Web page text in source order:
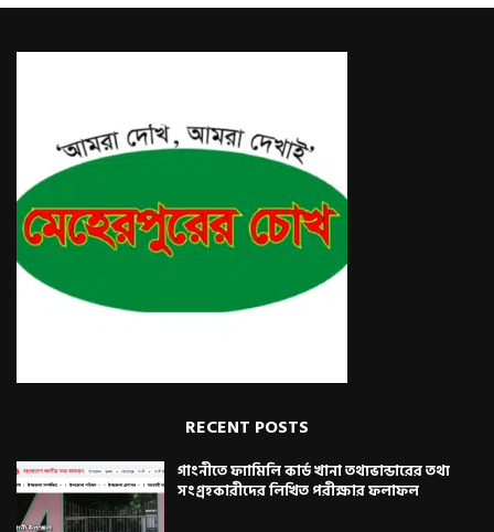
RECENT POSTS
গাংনীতে ফ্যামিলি কার্ড খানা তথ্যভান্ডারের তথ্য
সংগ্রহকারীদের লিখিত পরীক্ষার ফলাফল